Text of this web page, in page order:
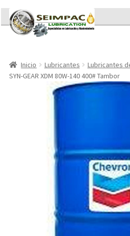
Ir
a
Ir
al
contenido
Sobre nosotros
Brochures
Contacto/Solicitar Cotización
Memorándum COVID-19
Inicio Lubricantes Lubricantes
SYN-GEAR XDM 80W-140 400# Tambor